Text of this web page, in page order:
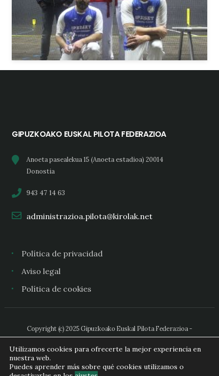
GIPUZKOAKO EUSKAL PILOTA FEDERAZIOA
Anoeta pasealekua 15 (Anoeta estadioa) 20014
Donostia
943 47 14 63
administrazioa.pilota@kirolak.net
Política de privacidad
Aviso legal
Política de cookies
Copyright (c) 2025 Gipuzkoako Euskal Pilota Federazioa -
Utilizamos cookies para ofrecerte la mejor experiencia en
nuestra web.
Puedes aprender más sobre qué cookies utilizamos o